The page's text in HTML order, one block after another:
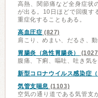
高熱、関節痛など全身症状
が出る。10日ほどで回復す
重症化することもある。
高血圧症 (827)
肩こり、めまい、だるさ、
胃腸炎（急性胃腸炎）
腹痛、下痢、嘔吐、吐き気
新型コロナウイルス感染症
気管支喘息 (1103)
空気の通り道である気管支